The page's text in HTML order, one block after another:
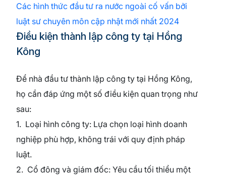
Các hình thức đầu tư ra nước ngoài cố vấn bởi
luật sư chuyên môn cập nhật mới nhất 2024
Điều kiện thành lập công ty tại Hồng
Kông
Để nhà đầu tư thành lập công ty tại Hồng Kông,
họ cần đáp ứng một số điều kiện quan trọng như
sau:
1. Loại hình công ty: Lựa chọn loại hình doanh
nghiệp phù hợp, không trái với quy định pháp
luật.
2. Cổ đông và giám đốc: Yêu cầu tối thiểu một